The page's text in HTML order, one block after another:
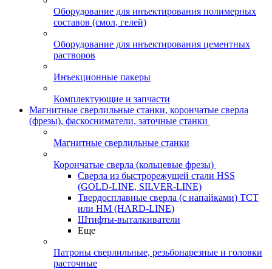
Оборудование для инъектирования полимерных
составов (смол, гелей)
Оборудование для инъектирования цементных
растворов
Инъекционные пакеры
Комплектующие и запчасти
Магнитные сверлильные станки, корончатые сверла
(фрезы), фаскосниматели, заточные станки
Магнитные сверлильные станки
Корончатые сверла (кольцевые фрезы)
Сверла из быстрорежущей стали HSS
(GOLD-LINE, SILVER-LINE)
Твердосплавные сверла (с напайками) ТСТ
или HM (HARD-LINE)
Штифты-выталкиватели
Еще
Патроны сверлильные, резьбонарезные и головки
расточные